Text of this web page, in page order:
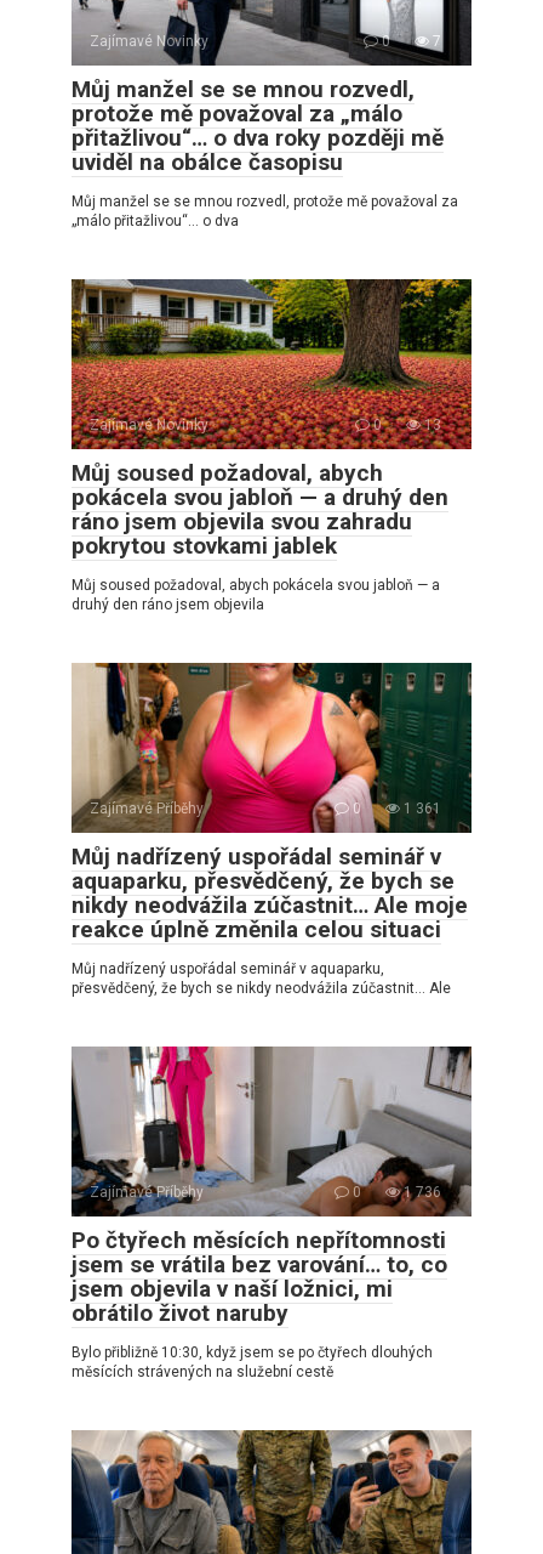
Zajímavé Novinky 0 7
Můj manžel se se mnou rozvedl,
protože mě považoval za „málo
přitažlivou“… o dva roky později mě
uviděl na obálce časopisu
Můj manžel se se mnou rozvedl, protože mě považoval za
„málo přitažlivou“… o dva
Zajímavé Novinky 0 13
Můj soused požadoval, abych
pokácela svou jabloň — a druhý den
ráno jsem objevila svou zahradu
pokrytou stovkami jablek
Můj soused požadoval, abych pokácela svou jabloň — a
druhý den ráno jsem objevila
Zajímavé Příběhy 0 1 361
Můj nadřízený uspořádal seminář v
aquaparku, přesvědčený, že bych se
nikdy neodvážila zúčastnit… Ale moje
reakce úplně změnila celou situaci
Můj nadřízený uspořádal seminář v aquaparku,
přesvědčený, že bych se nikdy neodvážila zúčastnit… Ale
Zajímavé Příběhy 0 1 736
Po čtyřech měsících nepřítomnosti
jsem se vrátila bez varování… to, co
jsem objevila v naší ložnici, mi
obrátilo život naruby
Bylo přibližně 10:30, když jsem se po čtyřech dlouhých
měsících strávených na služební cestě